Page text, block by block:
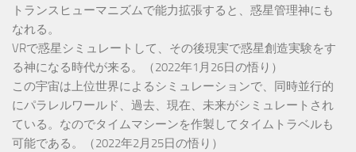
トランスヒューマニズムで能力拡張すると、惑星管理神にも
なれる。
VRで惑星シミュレートして、その後現実で惑星創造実験をす
る神になる時代が来る。（2022年1月26日の悟り）
この宇宙は上位世界によるシミュレーションで、同時並行的
にパラレルワールド、過去、現在、未来がシミュレートされ
ている。なのでタイムマシーンを作製してタイムトラベルも
可能である。（2022年2月25日の悟り）